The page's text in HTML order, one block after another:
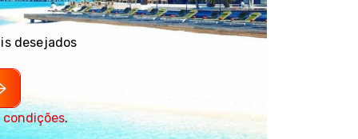
desejados
.